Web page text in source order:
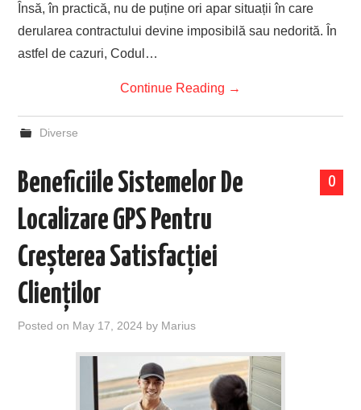
Însă, în practică, nu de puține ori apar situații în care
derularea contractului devine imposibilă sau nedorită. În
astfel de cazuri, Codul…
Continue Reading →
Diverse
0
Beneficiile Sistemelor De
Localizare GPS Pentru
Creșterea Satisfacției
Clienților
Posted on May 17, 2024 by Marius